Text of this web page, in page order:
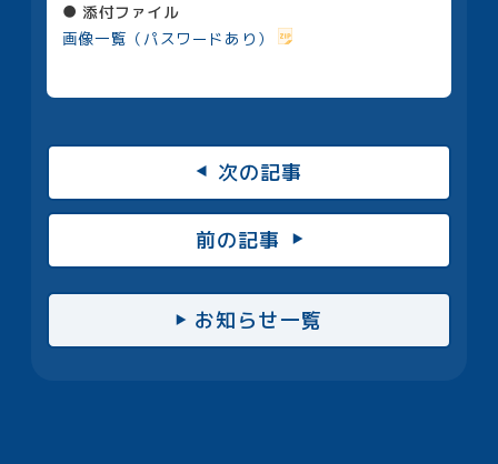
添付ファイル
画像一覧（パスワードあり）
次の記事
お知らせ一覧
前の記事